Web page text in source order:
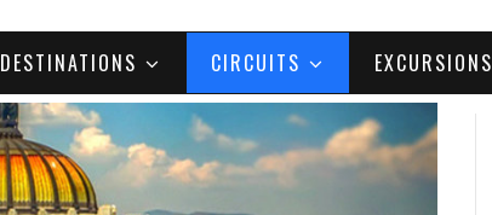
DESTINATIONS CIRCUITS EXCURSIONS